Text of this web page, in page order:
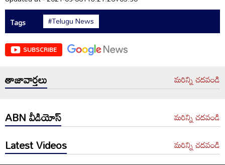
Tags
#Telugu News
SUBSCRIBE
తాజావార్తలు మరిన్ని చదవండి
ABN వీడియోస్ మరిన్ని చదవండి
Latest Videos మరిన్ని చదవండి